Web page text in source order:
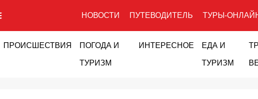
НОВОСТИ ПУТЕВОДИТЕЛЬ ТУРЫ-
ПРОИСШЕСТВИЯ ПОГОДА И
ТУРИЗМ
ИНТЕРЕСНОЕ ЕДА И
ТУРИЗМ